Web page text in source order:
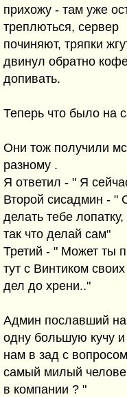
прихожу - там уже
треплються, сервер
починяют, тряпки
двинул обратно
допивать.
Теперь что было на
Они тож получили
разному .
Я ответил - " Я
Второй сисадмин - "
делать тебе
так что делай сам"
Третий - " Может ты
тут с Винтиком своих
дел до хрени.."
Админ пославший
одну большую кучу
нам в зад с
самый милый
в компании ? "